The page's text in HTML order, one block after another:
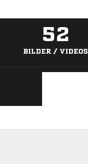
52
BILDER / VIDEOS